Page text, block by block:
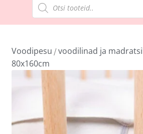
Voodipesu /voodilinad ja
80x160cm